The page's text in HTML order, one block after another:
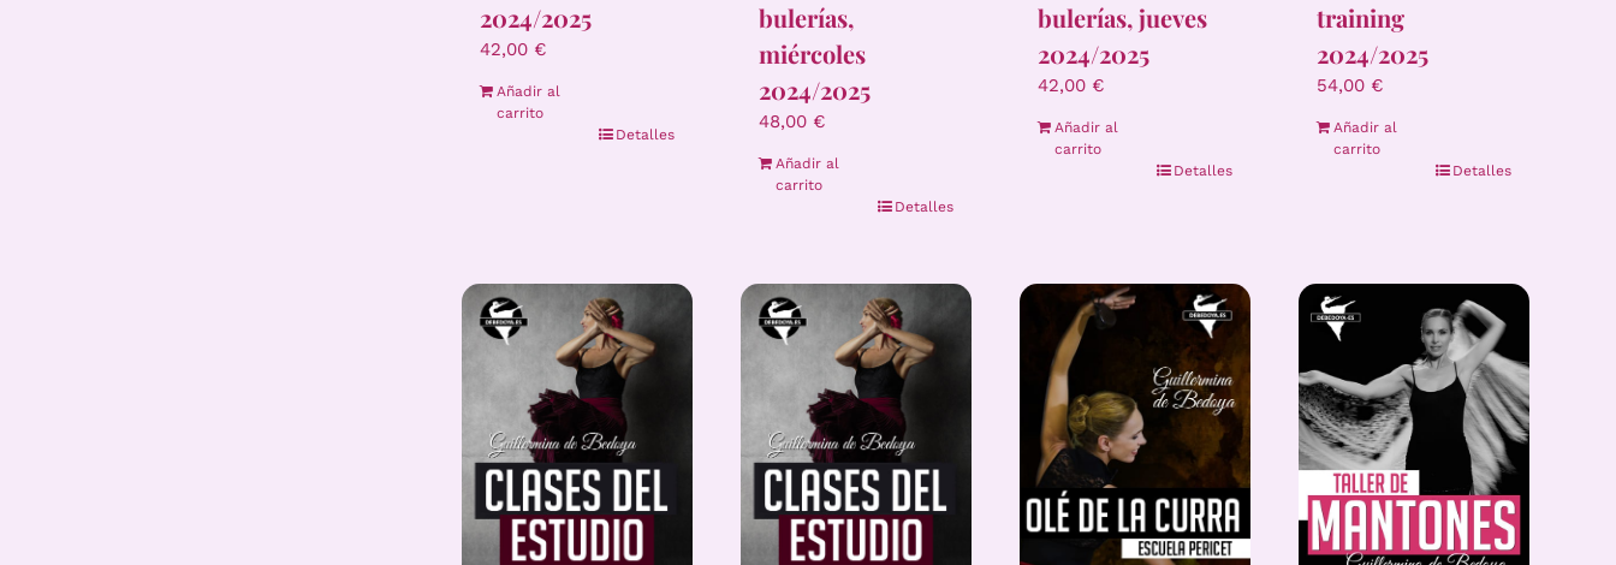
2024/2025
42,00 €
Añadir al
carrito
Detalles
bulerías,
miércoles
2024/2025
48,00 €
Añadir al
carrito
Detalles
bulerías, jueves
2024/2025
42,00 €
Añadir al
carrito
Detalles
training
2024/2025
54,00 €
Añadir al
carrito
Detalles